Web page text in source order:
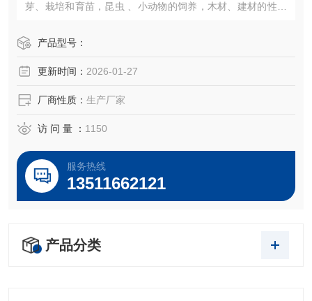
芽、栽培和育苗，昆虫 、小动物的饲养，木材、建材的性能
制）。产品型号：
更新时间： 2026-01-27
厂商性质： 生产厂家
访 问 量 ： 1150
服务热线
13511662121
产品分类